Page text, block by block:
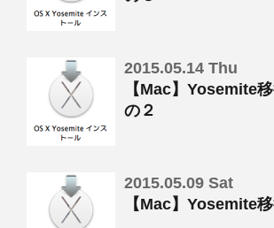
2015.05.14 Thu
【Mac】Yosemite
の２
2015.05.09 Sat
【Mac】Yosemite